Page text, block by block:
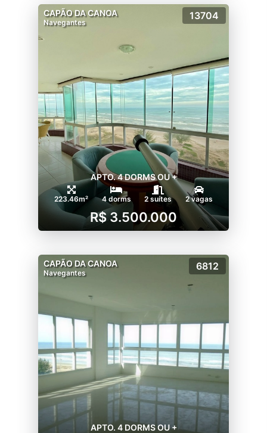
CAPÃO DA CANOA
Navegantes
13704
APTO. 4 DORMS OU +
223.46m² 4 dorms 2 suítes 2 vagas
R$ 3.500.000
CAPÃO DA CANOA
Navegantes
6812
APTO. 4 DORMS OU +